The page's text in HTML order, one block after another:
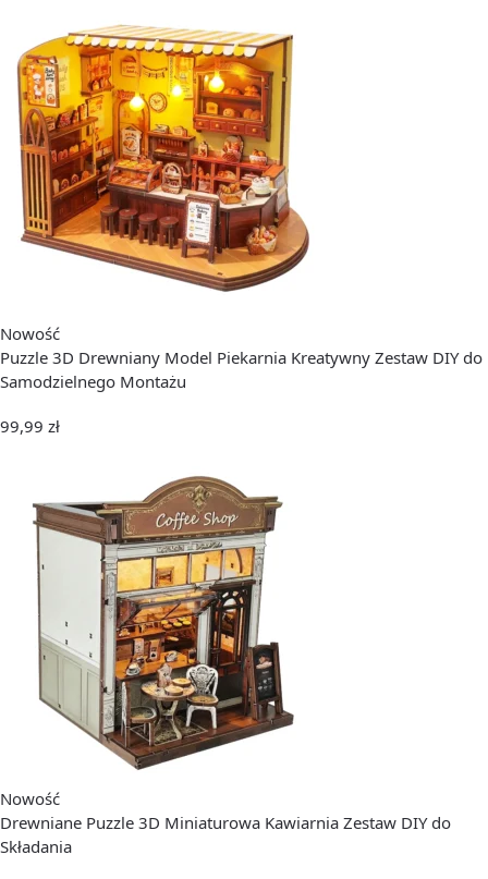
Nowość
Puzzle 3D Drewniany Model Piekarnia Kreatywny Zestaw DIY do
Samodzielnego Montażu
99,99 zł
Nowość
Drewniane Puzzle 3D Miniaturowa Kawiarnia Zestaw DIY do
Składania